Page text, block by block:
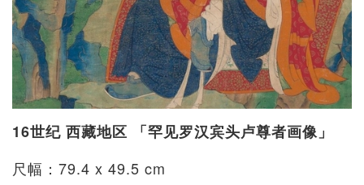
16世纪 西藏地区 「罕见罗汉宾头卢尊者画像」
尺幅：79.4 x 49.5 cm